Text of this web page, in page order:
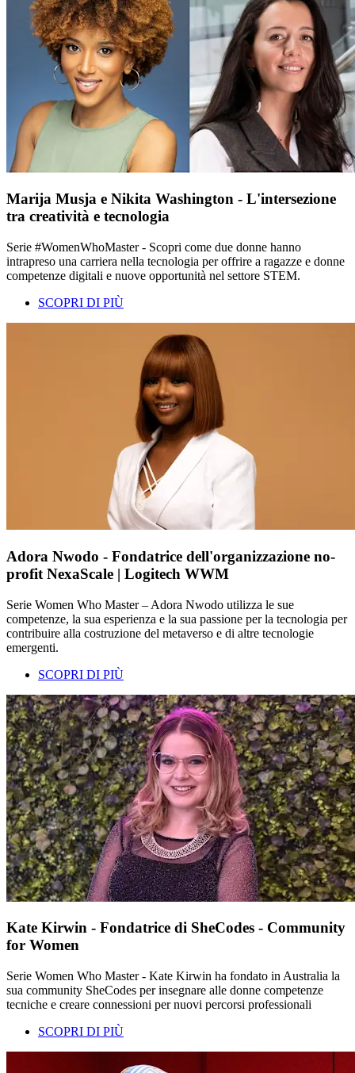
Marija Musja e Nikita Washington - L'intersezione
tra creatività e tecnologia
Serie #WomenWhoMaster - Scopri come due donne hanno
intrapreso una carriera nella tecnologia per offrire a ragazze e donne
competenze digitali e nuove opportunità nel settore STEM.
SCOPRI DI PIÙ
Adora Nwodo - Fondatrice dell'organizzazione no-
profit NexaScale | Logitech WWM
Serie Women Who Master – Adora Nwodo utilizza le sue
competenze, la sua esperienza e la sua passione per la tecnologia per
contribuire alla costruzione del metaverso e di altre tecnologie
emergenti.
SCOPRI DI PIÙ
Kate Kirwin - Fondatrice di SheCodes - Community
for Women
Serie Women Who Master - Kate Kirwin ha fondato in Australia la
sua community SheCodes per insegnare alle donne competenze
tecniche e creare connessioni per nuovi percorsi professionali
SCOPRI DI PIÙ